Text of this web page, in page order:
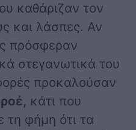
καθάριζαν τον
και λάσπες. Αν
πρόσφεραν
στεγανωτικά του
προκαλούσαν
κάτι που
τη φήμη ότι τα